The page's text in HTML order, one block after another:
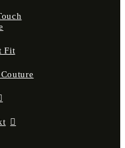
Fit